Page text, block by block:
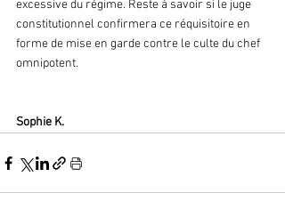
excessive du régime. Reste à savoir si le juge
constitutionnel confirmera ce réquisitoire en
forme de mise en garde contre le culte du chef
omnipotent.
Sophie K.